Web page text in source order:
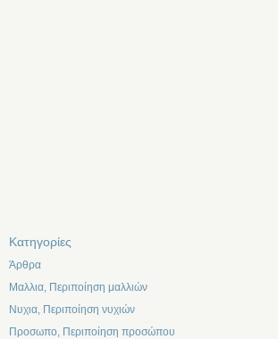
Kατηγορίες
Άρθρα
Μαλλια, Περιποίηση μαλλιών
Νυχια, Περιποίηση νυχιών
Προσωπο, Περιποίηση προσώπου